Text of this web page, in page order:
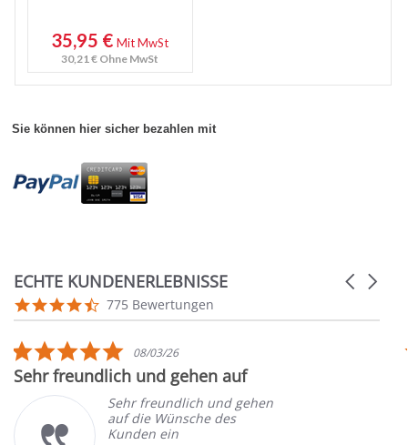
35,95 €Mit MwSt
30,21 € Ohne MwSt
Sie können hier sicher bezahlen mit
ECHTE KUNDENERLEBNISSE
Reviews
carousel
Carousel
4.7
star
775 Bewertungen
5.0
star
rating
08/03/26
Sehr freundlich und gehen auf
Sehr freundlich und gehen
auf die Wünsche des
Kunden ein